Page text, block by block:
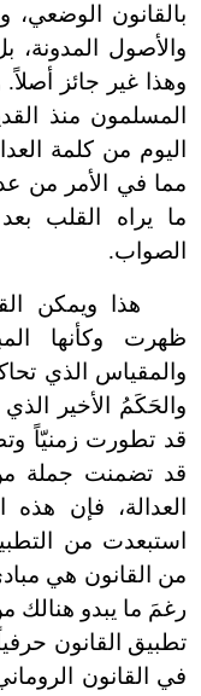
بالقانون الوضعي،
والأصول المدونة،
وهذا غير جائز
المسلمون منذ
اليوم من كلمة
مما في الأمر من
ما يراه القلب
الصواب.
هذا ويمكن
ظهرت وكأنها
والمقياس الذي
والحَكَمُ الأخير
قد تطورت زمنيّاً
قد تضمنت جملة من
العدالة، فإن هذه
استبعدت من
من القانون هي
رغمَ ما يبدو هنالك
تطبيق القانون
في القانون